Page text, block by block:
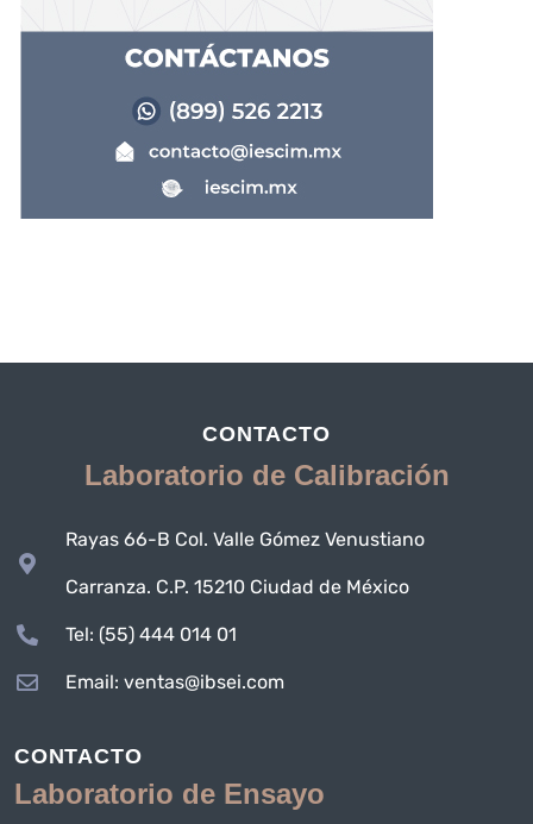
CONTACTO
Laboratorio de Calibración
Rayas 66-B Col. Valle Gómez Venustiano
Carranza. C.P. 15210 Ciudad de México
Tel: (55) 444 014 01
Email: ventas@ibsei.com
CONTACTO
Laboratorio de Ensayo